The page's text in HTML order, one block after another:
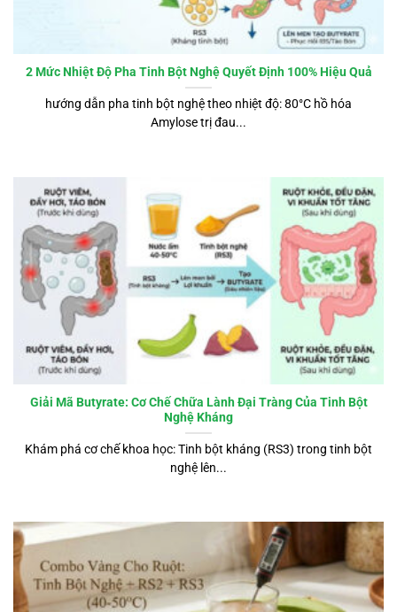
2 Mức Nhiệt Độ Pha Tinh Bột Nghệ Quyết Định 100% Hiệu Quả
hướng dẫn pha tinh bột nghệ theo nhiệt độ: 80°C hồ hóa
Amylose trị đau...
Giải Mã Butyrate: Cơ Chế Chữa Lành Đại Tràng Của Tinh Bột
Nghệ Kháng
Khám phá cơ chế khoa học: Tinh bột kháng (RS3) trong tinh bột
nghệ lên...